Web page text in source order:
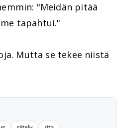
"Meidän pitää
tapahtui."
Mutta se tekee niistä